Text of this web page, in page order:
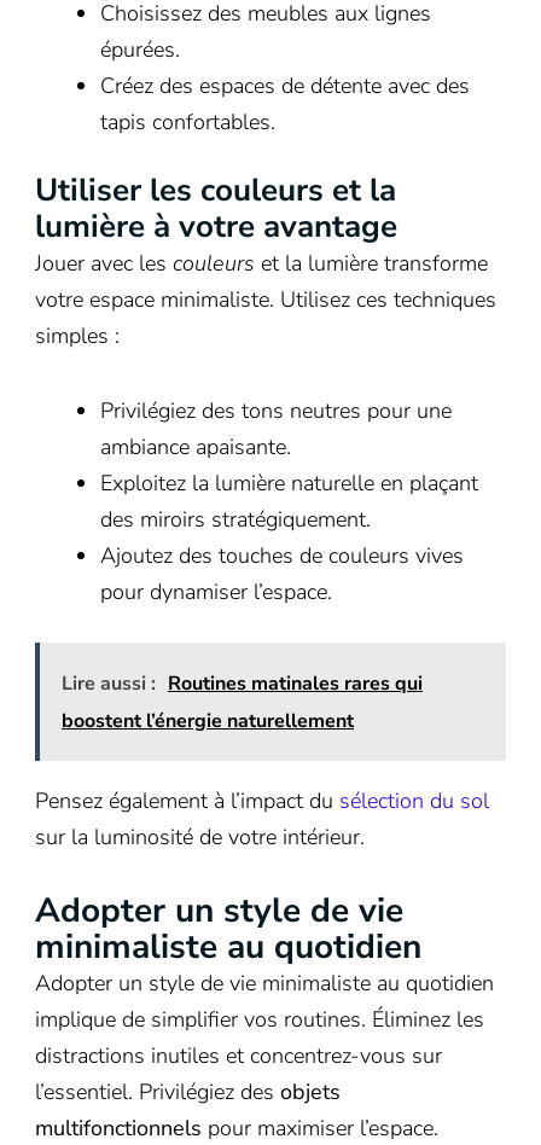
Choisissez des meubles aux lignes
épurées.
Créez des espaces de détente avec des
tapis confortables.
Utiliser les couleurs et la
lumière à votre avantage
Jouer avec les couleurs et la lumière transforme
votre espace minimaliste. Utilisez ces techniques
simples :
Privilégiez des tons neutres pour une
ambiance apaisante.
Exploitez la lumière naturelle en plaçant
des miroirs stratégiquement.
Ajoutez des touches de couleurs vives
pour dynamiser l’espace.
Lire aussi : Routines matinales rares qui
boostent l’énergie naturellement
Pensez également à l’impact du sélection du sol
sur la luminosité de votre intérieur.
Adopter un style de vie
minimaliste au quotidien
Adopter un style de vie minimaliste au quotidien
implique de simplifier vos routines. Éliminez les
distractions inutiles et concentrez-vous sur
l’essentiel. Privilégiez des objets
multifonctionnels pour maximiser l’espace.